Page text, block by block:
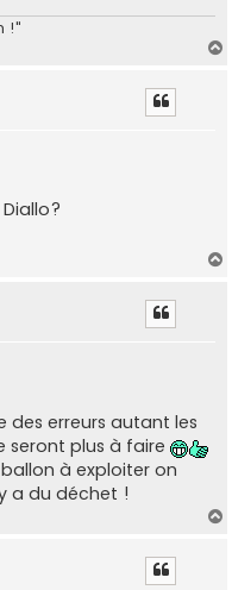
!"
des erreurs autant les
seront plus à faire
à exploiter on
a du déchet !